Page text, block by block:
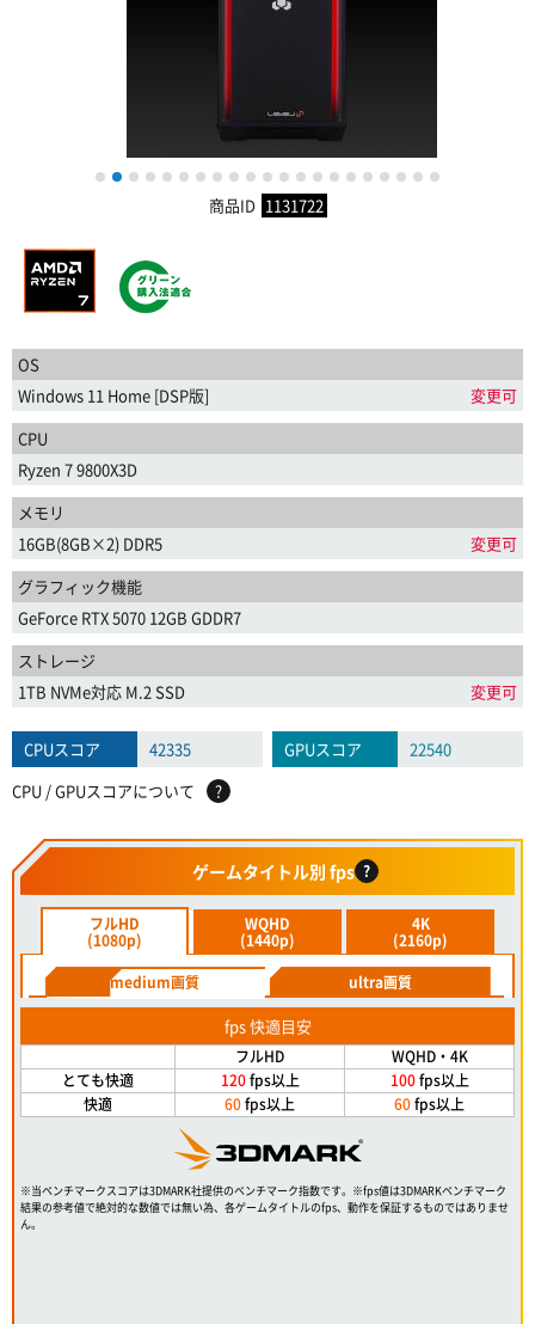
1 2 3 4 5 6 7 8 9 10 11 12 13 14 15 16 17 18 19 20
商品ID 1131722
OS
Windows 11 Home [DSP版]
変更可
CPU
Ryzen 7 9800X3D
メモリ
16GB(8GB×2) DDR5
変更可
グラフィック機能
GeForce RTX 5070 12GB GDDR7
ストレージ
1TB NVMe対応 M.2 SSD
変更可
CPUスコア 42335 GPUスコア
22540
CPU / GPUスコアについて
?
ゲームタイトル別 fps ?
フルHD
(1080p)
WQHD
(1440p)
4K
(2160p)
medium画質
ultra画質
fps 快適目安
フルHD
WQHD・4K
とても快適
120fps以上 100fps以上
快適
60fps以上 60fps以上
※当ベンチマークスコアは3DMARK社提供のベンチマーク指数です。※fps値は3DMARKベンチマーク
結果の参考値で絶対的な数値では無い為、各ゲームタイトルのfps、動作を保証するものではありませ
ん。